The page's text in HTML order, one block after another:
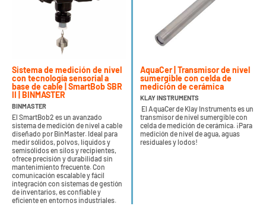
Sistema de medición de nivel
con tecnología sensorial a
base de cable | SmartBob SBR
II | BINMASTER
BINMASTER
El SmartBob2 es un avanzado
sistema de medición de nivel a cable
diseñado por BinMaster. Ideal para
medir sólidos, polvos, líquidos y
semisólidos en silos y recipientes,
ofrece precisión y durabilidad sin
mantenimiento frecuente. Con
comunicación escalable y fácil
integración con sistemas de gestión
de inventarios, es confiable y
eficiente en entornos industriales.
AquaCer | Transmisor de nivel
sumergible con celda de
medición de cerámica
KLAY INSTRUMENTS
El AquaCer de Klay Instruments es un
transmisor de nivel sumergible con
celda de medición de cerámica. ¡Para
medición de nivel de agua, aguas
residuales y lodos!